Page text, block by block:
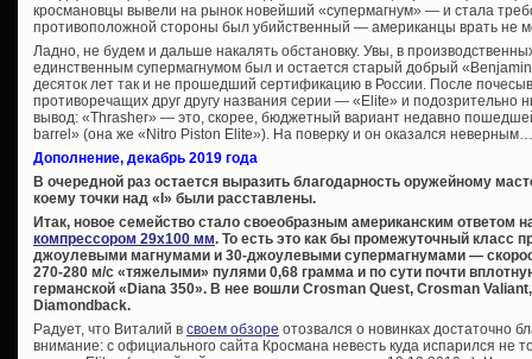
кросмановцы вывели на рынок новейший «супермагнум» — и стала
противоположной стороны был убийственный — американцы врать не
Ладно, не будем и дальше накалять обстановку. Увы, в
единственным супермагнумом был и остается старый добрый
десяток лет так и не прошедший сертификацию в России. После
противоречащих друг другу названия серии — «Elite» и подозрительно
вывод: «Thrasher» — это, скорее, бюджетный вариант недавно
barrel» (она же «Nitro Piston Elite»). На поверку и он оказался неверным…
Дополнение, декабрь 2019 года
В очередной раз остается выразить благодарность оружейному
коему точки над «I» были расставлены.
Итак, новое семейство стало своеобразным американским ответом
компрессором 29х100 мм. То есть это как бы промежуточный класс
джоулевыми магнумами и 30-джоулевыми супермагнумами —
270-280 м/с «тяжелыми» пулями 0,68 грамма и по сути почти
германской «Diana 350». В нее вошли Crosman Quest, Crosman
Diamondback.
Радует, что Виталий в своем обзоре отозвался о новинках достаточно
внимание: с официального сайта Кросмана невесть куда испарился не